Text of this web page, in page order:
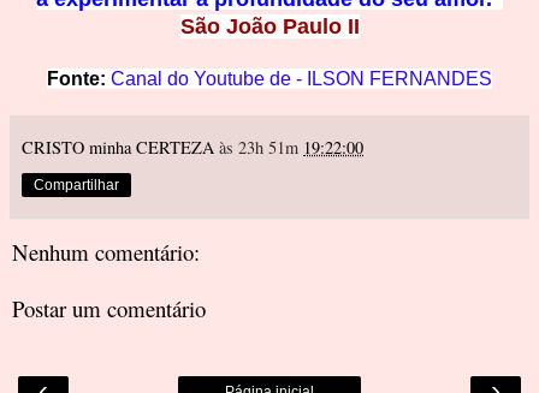
São João Paulo II
Fonte: Canal do Youtube de - ILSON FERNAN DES
CRISTO minha CERTEZA às 23h 51m 19:22:00
Compartilhar
Nenhum comentário:
Postar um comentário